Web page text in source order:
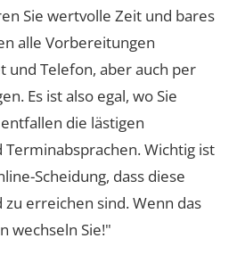
Sie wertvolle Zeit und bares
alle Vorbereitungen
Telefon, aber auch per
Es ist also egal, wo Sie
die lästigen
Wichtig ist
Scheidung, dass diese
erreichen sind. Wenn das
wechseln Sie!"